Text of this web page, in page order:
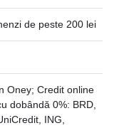
de peste 200 lei
Oney; Credit online
dobândă 0%: BRD,
ING,